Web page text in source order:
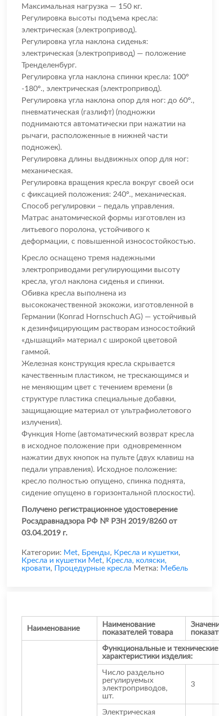
Максимальная нагрузка — 150 кг.
Регулировка высоты подъема кресла:
электрическая (электропривод).
Регулировка угла наклона сиденья:
электрическая (электропривод) — положение
Тренделенбург.
Регулировка угла наклона спинки кресла: 100º
-180º., электрическая (электропривод).
Регулировка угла наклона опор для ног: до 60º.,
пневматическая (газлифт) (подножки
поднимаются автоматически при нажатии на
рычаги, расположенные в нижней части
подножек).
Регулировка длины выдвижных опор для ног:
механическая.
Регулировка вращения кресла вокруг своей оси
с фиксацией положения: 240º., механическая.
Способ регулировки – педаль управления.
Матрас анатомической формы изготовлен из
литьевого поролона, устойчивого к
деформации, с повышенной износостойкостью.
Кресло оснащено тремя надежными
электроприводами регулирующими высоту
кресла, угол наклона сиденья и спинки.
Обивка кресла выполнена из
высококачественной экокожи, изготовленной в
Германии (Konrad Hornschuch AG) — устойчивый
к дезинфицирующим растворам износостойкий
«дышащий» материал с широкой цветовой
гаммой.
Железная конструкция кресла скрывается
качественным пластиком, не трескающимся и
не меняющим цвет с течением времени (в
структуре пластика специальные добавки,
защищающие материал от ультрафиолетового
излучения).
Функция Home (автоматический возврат кресла
в исходное положение при одновременном
нажатии двух кнопок на пульте (двух клавиш на
педали управления). Исходное положение:
кресло полностью опущено, спинка поднята,
сидение опущено в горизонтальной плоскости).
Получено регистрационное удостоверение
Росздравнадзора РФ № РЗН 2019/8260 от
03.04.2019 г.
Категории: Met, Бренды, Кресла и кушетки,
Кресла и кушетки Met, Кресла, коляски,
кровати, Процедурные кресла Метка: Мебель
Наименование
Наименование
показателей товара
Функциональные и технические
характеристики изделия:
Число раздельно
регулируемых
электроприводов,
шт.
3
Электрическая